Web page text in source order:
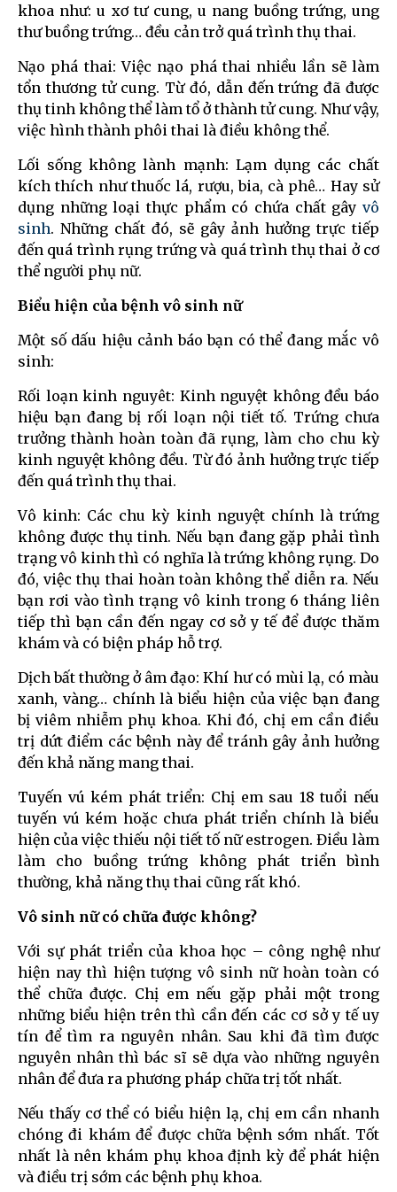
khoa như: u xơ tư cung, u nang buồng trứng, ung
thư buồng trứng… đều cản trở quá trình thụ thai.
Nạo phá thai: Việc nạo phá thai nhiều lần sẽ làm
tổn thương tử cung. Từ đó, dẫn đến trứng đã được
thụ tinh không thể làm tổ ở thành tử cung. Như vậy,
việc hình thành phôi thai là điều không thể.
Lối sống không lành mạnh: Lạm dụng các chất
kích thích như thuốc lá, rượu, bia, cà phê… Hay sử
dụng những loại thực phẩm có chứa chất gây vô
sinh. Những chất đó, sẽ gây ảnh hưởng trực tiếp
đến quá trình rụng trứng và quá trình thụ thai ở cơ
thể người phụ nữ.
Biểu hiện của bệnh vô sinh nữ
Một số dấu hiệu cảnh báo bạn có thể đang mắc vô
sinh:
Rối loạn kinh nguyêt: Kinh nguyệt không đều báo
hiệu bạn đang bị rối loạn nội tiết tố. Trứng chưa
trưởng thành hoàn toàn đã rụng, làm cho chu kỳ
kinh nguyệt không đều. Từ đó ảnh hưởng trực tiếp
đến quá trình thụ thai.
Vô kinh: Các chu kỳ kinh nguyệt chính là trứng
không được thụ tinh. Nếu bạn đang gặp phải tình
trạng vô kinh thì có nghĩa là trứng không rụng. Do
đó, việc thụ thai hoàn toàn không thể diễn ra. Nếu
bạn rơi vào tình trạng vô kinh trong 6 tháng liên
tiếp thì bạn cần đến ngay cơ sở y tế để được thăm
khám và có biện pháp hỗ trợ.
Dịch bất thường ở âm đạo: Khí hư có mùi lạ, có màu
xanh, vàng… chính là biểu hiện của việc bạn đang
bị viêm nhiễm phụ khoa. Khi đó, chị em cần điều
trị dứt điểm các bệnh này để tránh gây ảnh hưởng
đến khả năng mang thai.
Tuyến vú kém phát triển: Chị em sau 18 tuổi nếu
tuyến vú kém hoặc chưa phát triển chính là biểu
hiện của việc thiếu nội tiết tố nữ estrogen. Điều làm
làm cho buồng trứng không phát triển bình
thường, khả năng thụ thai cũng rất khó.
Vô sinh nữ có chữa được không?
Với sự phát triển của khoa học – công nghệ như
hiện nay thì hiện tượng vô sinh nữ hoàn toàn có
thể chữa được. Chị em nếu gặp phải một trong
những biểu hiện trên thì cần đến các cơ sở y tế uy
tín để tìm ra nguyên nhân. Sau khi đã tìm được
nguyên nhân thì bác sĩ sẽ dựa vào những nguyên
nhân để đưa ra phương pháp chữa trị tốt nhất.
Nếu thấy cơ thể có biểu hiện lạ, chị em cần nhanh
chóng đi khám để được chữa bệnh sớm nhất. Tốt
nhất là nên khám phụ khoa định kỳ để phát hiện
và điều trị sớm các bệnh phụ khoa.